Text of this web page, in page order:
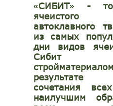
«СИБИТ» -
ячеистого
автоклавного
из самых
дни видов
Сибит
результате
сочетания
наилучшим